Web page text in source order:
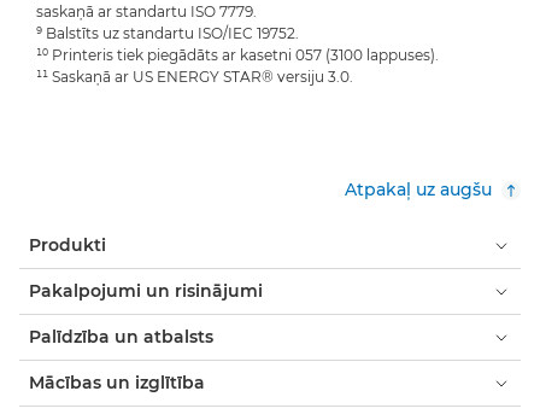
saskaņā ar standartu ISO 7779.
⁹ Balstīts uz standartu ISO/IEC 19752.
¹⁰ Printeris tiek piegādāts ar kasetni 057 (3100 lappuses).
¹¹ Saskaņā ar US ENERGY STAR® versiju 3.0.
Atpakaļ uz augšu
Produkti
Pakalpojumi un risinājumi
Palīdzība un atbalsts
Mācības un izglītība